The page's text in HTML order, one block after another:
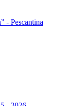
- Pescantina